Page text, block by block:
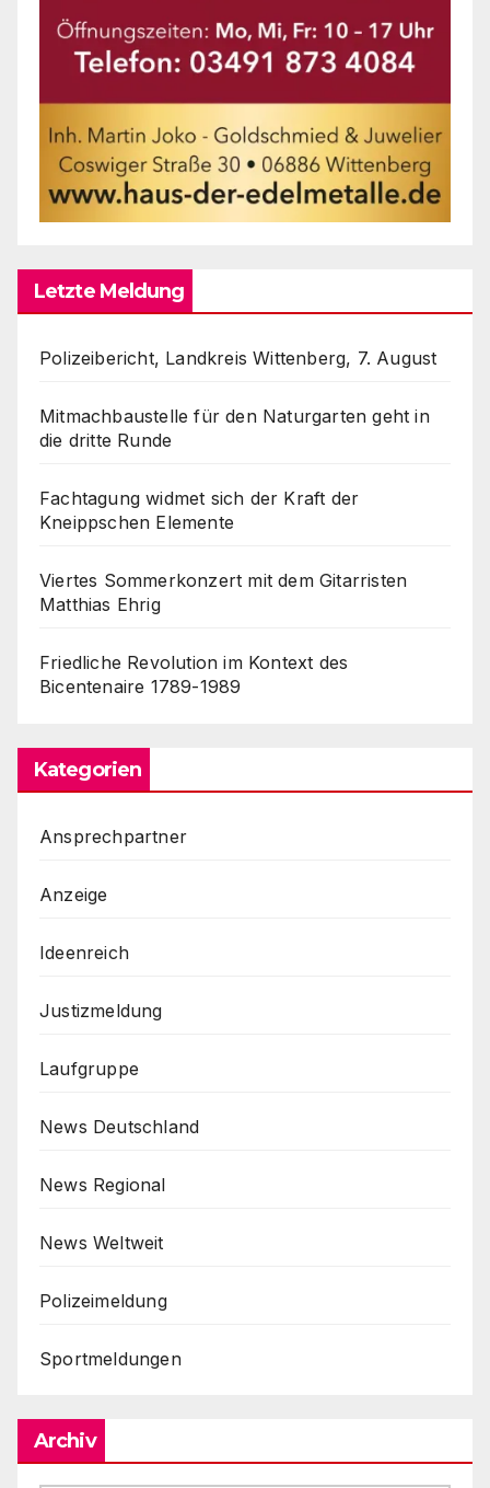
Letzte Meldung
Polizeibericht, Landkreis Wittenberg, 7. August
Mitmachbaustelle für den Naturgarten geht in
die dritte Runde
Fachtagung widmet sich der Kraft der
Kneippschen Elemente
Viertes Sommerkonzert mit dem Gitarristen
Matthias Ehrig
Friedliche Revolution im Kontext des
Bicentenaire 1789-1989
Kategorien
Ansprechpartner
Anzeige
Ideenreich
Justizmeldung
Laufgruppe
News Deutschland
News Regional
News Weltweit
Polizeimeldung
Sportmeldungen
Archiv